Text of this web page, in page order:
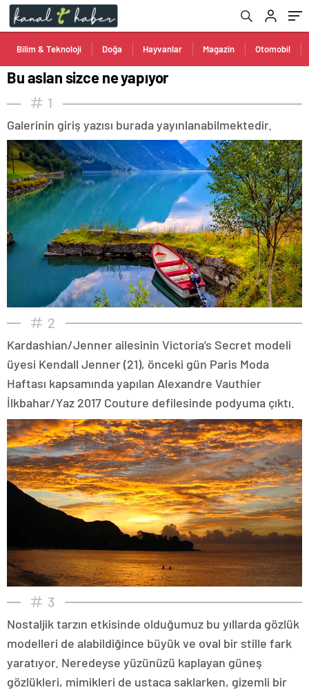
Bilim & Teknoloji Doğa Hayvanlar Magazin Otomobil
Bu aslan sizce ne yapıyor
1
Galerinin giriş yazısı burada yayınlanabilmektedir.
2
Kardashian/Jenner ailesinin Victoria’s Secret modeli
üyesi Kendall Jenner (21), önceki gün Paris Moda
Haftası kapsamında yapılan Alexandre Vauthier
İlkbahar/Yaz 2017 Couture defilesinde podyuma çıktı.
3
Nostaljik tarzın etkisinde olduğumuz bu yıllarda gözlük
modelleri de alabildiğince büyük ve oval bir stille fark
yaratıyor. Neredeyse yüzünüzü kaplayan güneş
gözlükleri, mimikleri de ustaca saklarken, gizemli bir